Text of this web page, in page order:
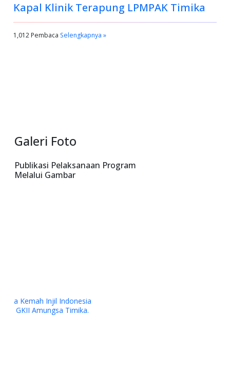
Kapal Klinik Terapung LPMPAK Timika
1,012 Pembaca Selengkapnya »
Galeri Foto
Publikasi Pelaksanaan Program
Melalui Gambar